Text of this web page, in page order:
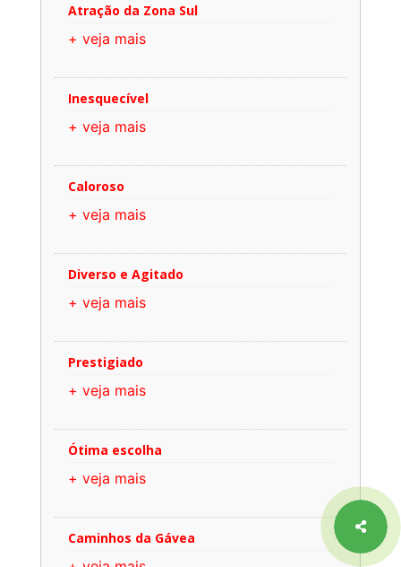
Atração da Zona Sul
+ veja mais
Inesquecível
+ veja mais
Caloroso
+ veja mais
Diverso e Agitado
+ veja mais
Prestigiado
+ veja mais
Ótima escolha
+ veja mais
Caminhos da Gávea